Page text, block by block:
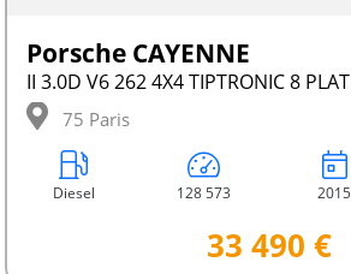
Porsche CAYENNE
75 Paris
Diesel 128 573 2015
33 490 €